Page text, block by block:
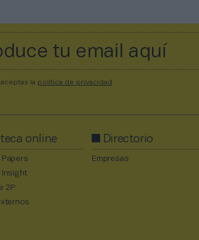
la política de privacidad
online
Papers
Insight
2P
Directorio
Empresas